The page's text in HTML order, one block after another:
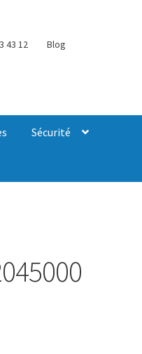
43 12 Blog
Sécurité